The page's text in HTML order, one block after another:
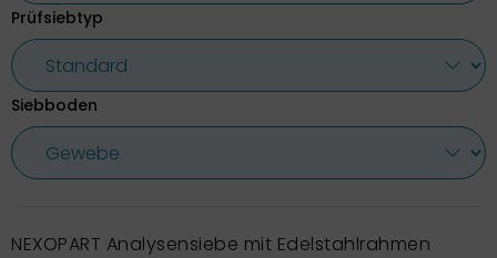
Prüfsiebtyp
Siebboden
NEXOPART Analysensiebe mit Edelstahlrahmen